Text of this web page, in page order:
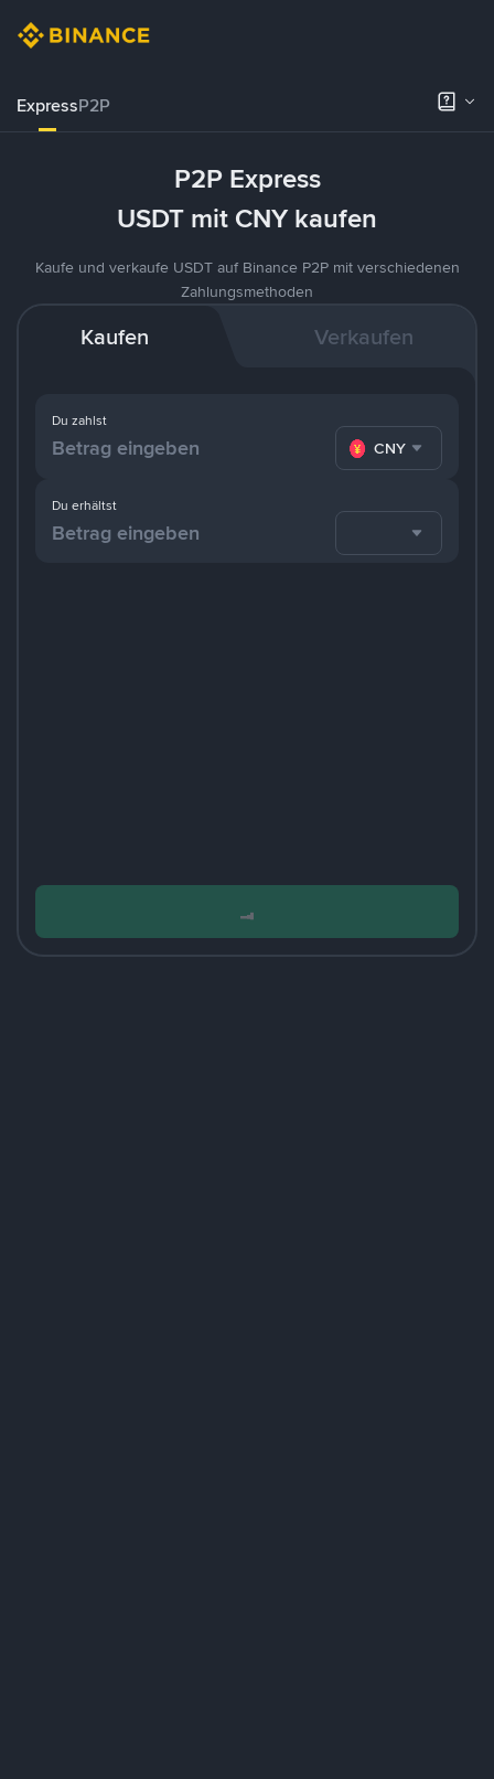
ExpressP2P
P2P Express
USDT mit CNY kaufen
Kaufe und verkaufe USDT auf Binance P2P mit verschiedenen
Zahlungsmethoden
Kaufen Verkaufen
Du zahlst
CNY
Du erhältst